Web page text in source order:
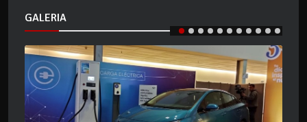
GALERIA